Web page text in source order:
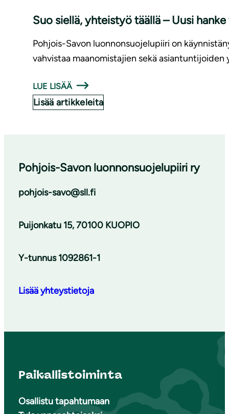
Suo siellä, yhteistyö täällä – Uusi
Pohjois-Savon luonnonsuojelupiiri on
vahvistaa maanomistajien sekä
LUE LISÄÄ
Lisää artikkeleita
Pohjois-Savon luonnon­suojelu­piiri ry
pohjois-savo@sll.fi
Puijonkatu 15, 70100 KUOPIO
Y-tunnus 1092861-1
Lisää yhteystietoja
Paikallistoiminta
Osallistu tapahtumaan